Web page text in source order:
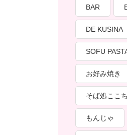
BAR
DE KUSINA
SOFU
お好み焼き
そば処ここち
もんじゃ